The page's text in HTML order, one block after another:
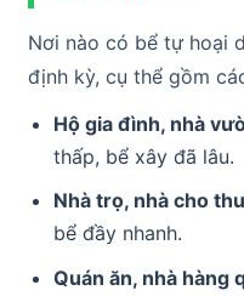
Nơi nào có bể tự hoại
định kỳ, cụ thể gồm
Hộ gia đình, nhà
thấp, bể xây đã lâu.
Nhà trọ, nhà cho
bể đầy nhanh.
Quán ăn, nhà hàng